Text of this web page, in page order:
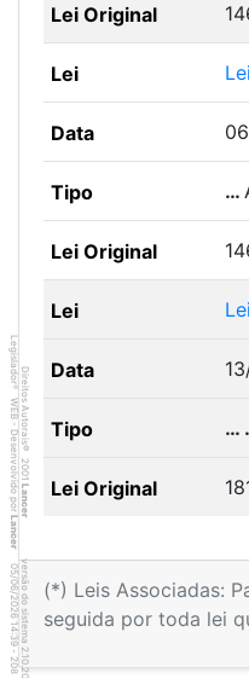
…
…
(*) Leis Associadas:
seguida por toda lei
Direitos Autorais
©
2001
Lancer
Legislador
®
WEB - Desenvolvido por
Lancer
versão do sistema 2.10.20
2
0
8
-
4
:3
9
0
5
/
0
6
/
2
0
2
6